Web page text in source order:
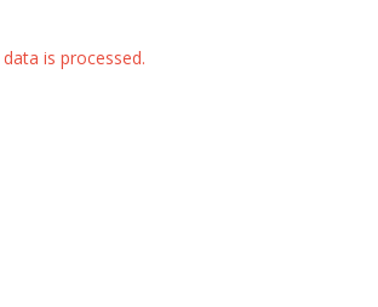
is processed.